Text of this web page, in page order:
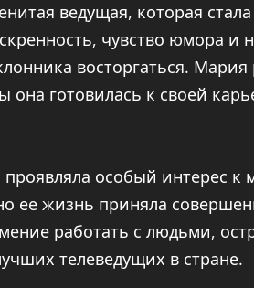
ведущая, которая
чувство юмора и
восторгаться.
она готовилась к своей
особый интерес
ее жизнь приняла
работать с людьми,
телеведущих в стране.